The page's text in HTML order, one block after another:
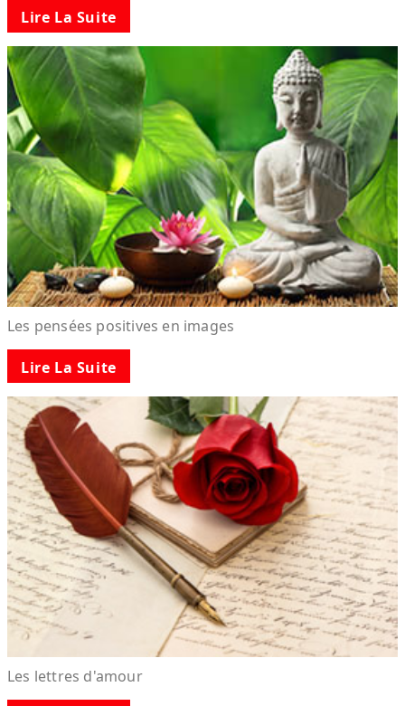
Lire La Suite
Les pensées positives en images
Lire La Suite
Les lettres d'amour